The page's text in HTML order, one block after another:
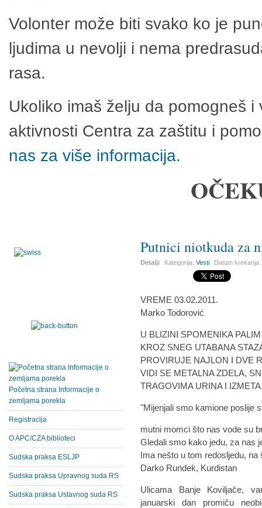
Volonter može biti svako ko je
ljudima u nevolji i nema
rasa.
Ukoliko imaš želju da pomogneš
aktivnosti Centra za zaštitu i
nas za više informacija.
Putnici niotkuda za
Detalji Kategorija:Vesti Datum kreiranja
VREME 03.02.2011.
Marko Todorović
U BLIZINI SPOMENIKA
KROZ SNEG UTABANA
PROVIRUJE NAJLON I DVE
VIDI SE METALNA ZDELA,
TRAGOVIMA URINA I
"Mijenjali smo kamione poslije
mutni momci što nas vode su
Gledali smo kako jedu, za nas
Ima nešto u tom redosljedu,
Darko Rundek, Kurdistan
Ulicama Banje Koviljače,
januarski dan promiču
Početna strana Informacije o
zemljama porekla
Registracija
O APC/CZA biblioteci
Sudska praksa ESLJP
Sudska praksa Upravnog suda RS
Sudska praksa Ustavnog suda RS